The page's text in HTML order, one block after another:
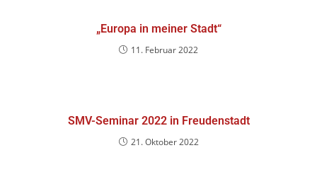
„Europa in meiner Stadt“
11. Februar 2022
SMV-Seminar 2022 in Freudenstadt
21. Oktober 2022